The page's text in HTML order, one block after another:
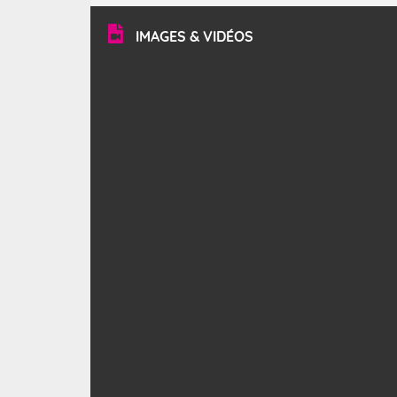
vitesse moyenne de 50 km/h et atteindre 80 à 100 km/h
en rafales, parfois davantage. Il parcourt la basse vallée
du Rhône et la Provence et envahit le littoral
méditerranéen à partir de la Camargue.
IMAGES & VIDÉOS